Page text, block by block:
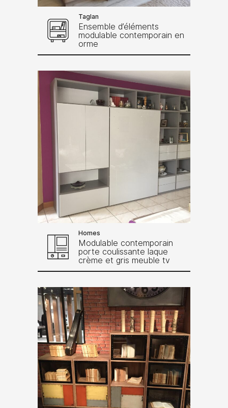
Taglan
Ensemble d’éléments
modulable contemporain en
orme
Homes
Modulable contemporain
porte coulissante laque
crème et gris meuble tv